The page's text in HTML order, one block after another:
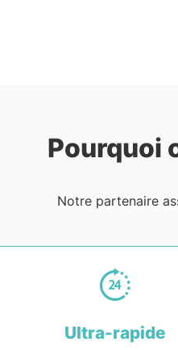
Pourquoi
Notre partenaire
Ultra-rapide